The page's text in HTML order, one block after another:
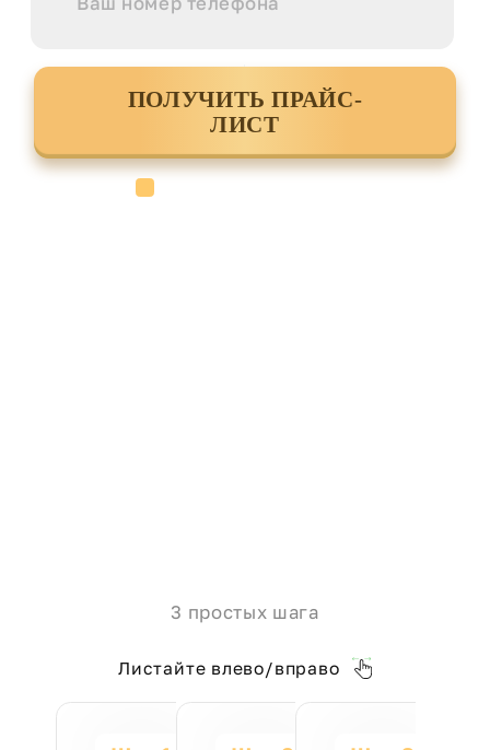
ПОЛУЧИТЬ ПРАЙС-
ЛИСТ
3 простых шага
Листайте влево/вправо